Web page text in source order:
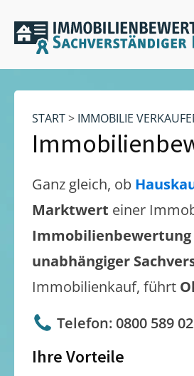
START> IMMOBILIE
Ganz gleich, ob
Marktwert einer
Immobilienbewertung
unabhängiger
Immobilienkauf, führt
Telefon: 0800 589
Ihre Vorteile